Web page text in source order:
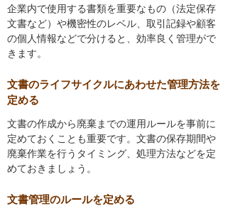
企業内で使用する書類を重要なもの（法定保存
文書など）や機密性のレベル、取引記録や顧客
の個人情報などで分けると、効率良く管理がで
きます。
文書のライフサイクルにあわせた管理方法を
定める
文書の作成から廃棄までの運用ルールを事前に
定めておくことも重要です。文書の保存期間や
廃棄作業を行うタイミング、処理方法などを定
めておきましょう。
文書管理のルールを定める